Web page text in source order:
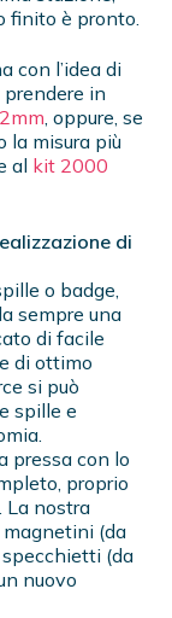
finito è pronto.
con l’idea di
in
, oppure, se
la misura più
al kit 2000
di
o badge,
sempre una
di facile
di ottimo
si può
spille e
pressa con lo
proprio
La nostra
(da
(da
nuovo